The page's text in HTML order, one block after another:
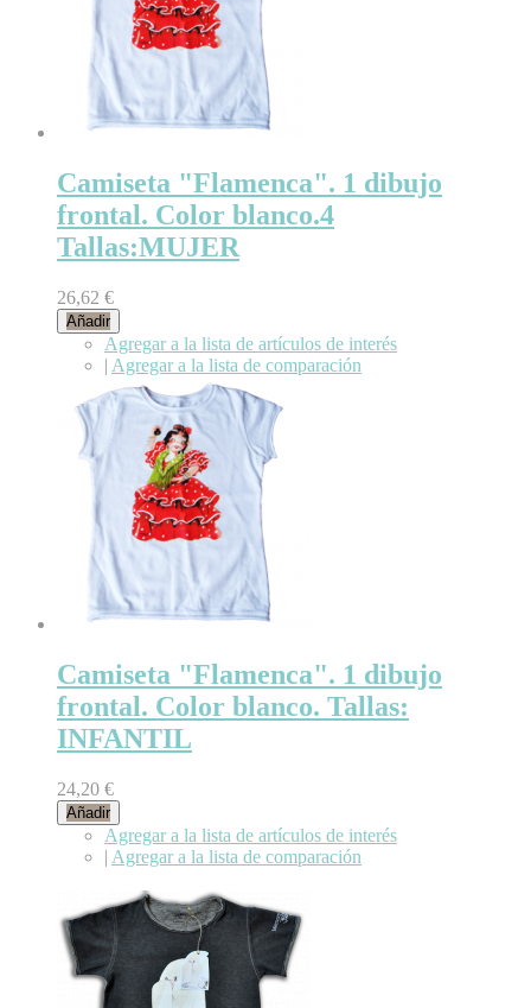
Camiseta "Flamenca". 1 dibujo
frontal. Color blanco.4
Tallas:MUJER
26,62 €
Añadir
Agregar a la lista de artículos de interés
| Agregar a la lista de comparación
Camiseta "Flamenca". 1 dibujo
frontal. Color blanco. Tallas:
INFANTIL
24,20 €
Añadir
Agregar a la lista de artículos de interés
| Agregar a la lista de comparación